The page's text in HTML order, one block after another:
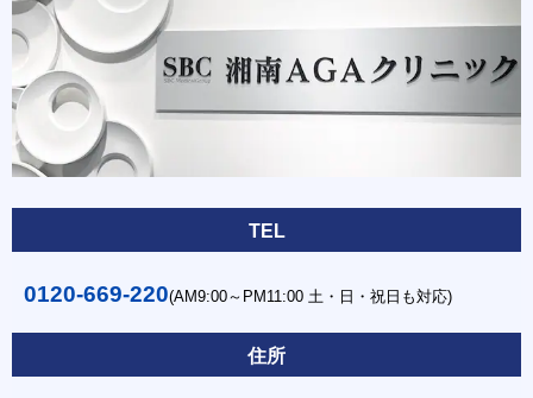
TEL
0120-669-220(AM9:00～PM11:00 土・日・祝日も対応)
住所